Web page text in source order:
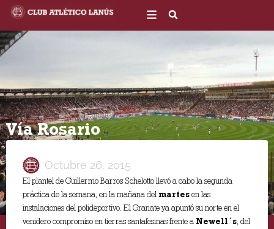
contenido
Vía Rosario
Octubre 26, 2015
El plantel de Guillermo Barros Schelotto llevó a cabo la segunda
práctica de la semana, en la mañana del martesen las
instalaciones del polideportivo. El Granate ya apuntó su norte en el
venidero compromiso en tierras santafesinas frente a Newell´s, del